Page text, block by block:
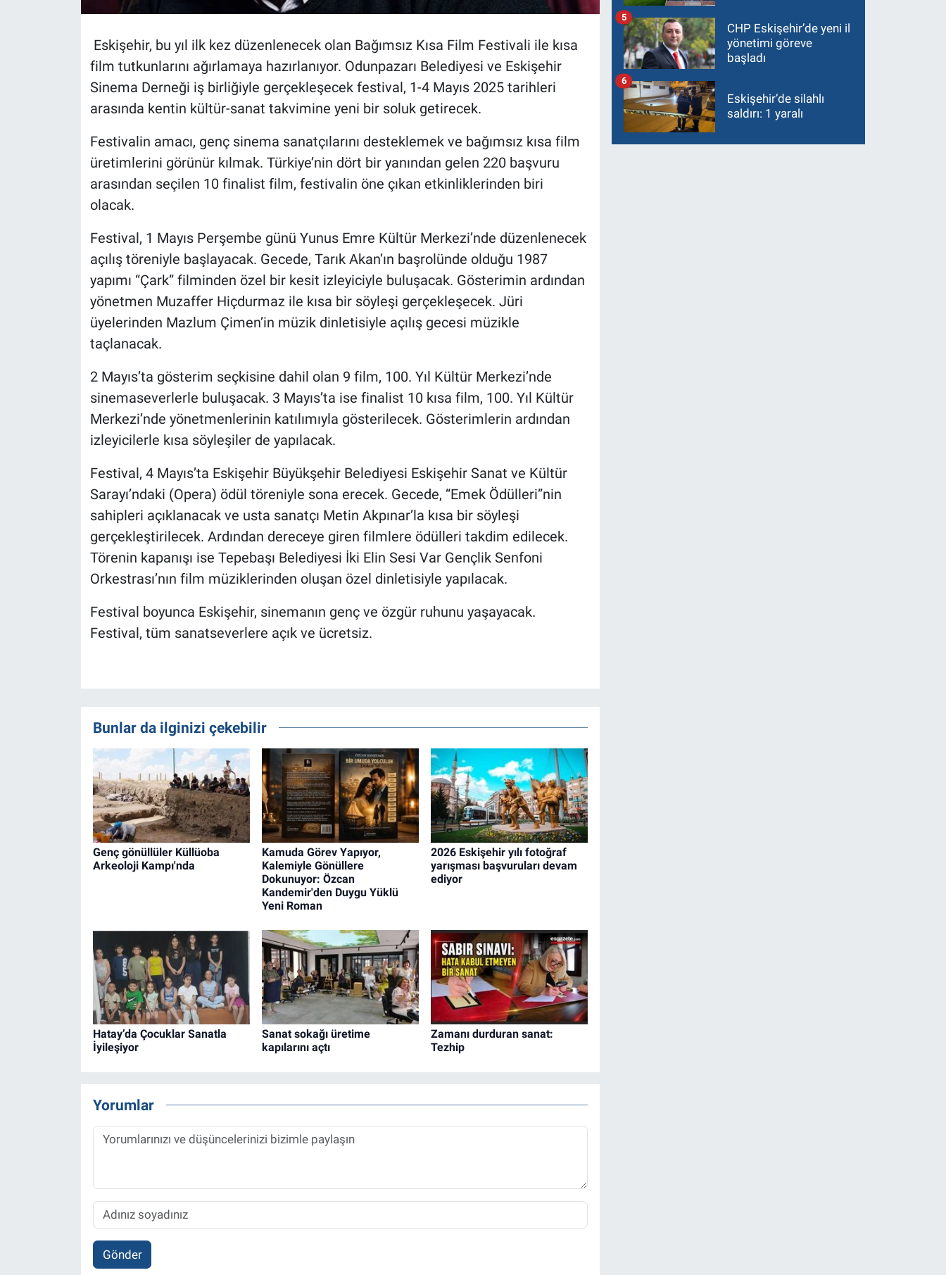
Eskişehir, bu yıl ilk kez düzenlenecek olan Bağımsız Kısa Film Festivali ile kısa
film tutkunlarını ağırlamaya hazırlanıyor. Odunpazarı Belediyesi ve Eskişehir
Sinema Derneği iş birliğiyle gerçekleşecek festival, 1-4 Mayıs 2025 tarihleri
arasında kentin kültür-sanat takvimine yeni bir soluk getirecek.
Festivalin amacı, genç sinema sanatçılarını desteklemek ve bağımsız kısa film
üretimlerini görünür kılmak. Türkiye’nin dört bir yanından gelen 220 başvuru
arasından seçilen 10 finalist film, festivalin öne çıkan etkinliklerinden biri
olacak.
Festival, 1 Mayıs Perşembe günü Yunus Emre Kültür Merkezi’nde düzenlenecek
açılış töreniyle başlayacak. Gecede, Tarık Akan’ın başrolünde olduğu 1987
yapımı “Çark” filminden özel bir kesit izleyiciyle buluşacak. Gösterimin ardından
yönetmen Muzaffer Hiçdurmaz ile kısa bir söyleşi gerçekleşecek. Jüri
üyelerinden Mazlum Çimen’in müzik dinletisiyle açılış gecesi müzikle
taçlanacak.
2 Mayıs’ta gösterim seçkisine dahil olan 9 film, 100. Yıl Kültür Merkezi’nde
sinemaseverlerle buluşacak. 3 Mayıs’ta ise finalist 10 kısa film, 100. Yıl Kültür
Merkezi’nde yönetmenlerinin katılımıyla gösterilecek. Gösterimlerin ardından
izleyicilerle kısa söyleşiler de yapılacak.
Festival, 4 Mayıs’ta Eskişehir Büyükşehir Belediyesi Eskişehir Sanat ve Kültür
Sarayı’ndaki (Opera) ödül töreniyle sona erecek. Gecede, “Emek Ödülleri”nin
sahipleri açıklanacak ve usta sanatçı Metin Akpınar’la kısa bir söyleşi
gerçekleştirilecek. Ardından dereceye giren filmlere ödülleri takdim edilecek.
Törenin kapanışı ise Tepebaşı Belediyesi İki Elin Sesi Var Gençlik Senfoni
Orkestrası’nın film müziklerinden oluşan özel dinletisiyle yapılacak.
Festival boyunca Eskişehir, sinemanın genç ve özgür ruhunu yaşayacak.
Festival, tüm sanatseverlere açık ve ücretsiz.
Bunlar da ilginizi çekebilir
Genç gönüllüler Küllüoba
Arkeoloji Kampı'nda
Kamuda Görev Yapıyor,
Kalemiyle Gönüllere
Dokunuyor: Özcan
Kandemir'den Duygu Yüklü
Yeni Roman
2026 Eskişehir yılı fotoğraf
yarışması başvuruları devam
ediyor
Hatay’da Çocuklar Sanatla
İyileşiyor
Sanat sokağı üretime
kapılarını açtı
Zamanı durduran sanat:
Tezhip
Yorumlar
Gönder
CHP Eskişehir’de yeni il
yönetimi göreve
başladı
5
Eskişehir’de silahlı
saldırı: 1 yaralı
6
Bilim ve Teknoloji